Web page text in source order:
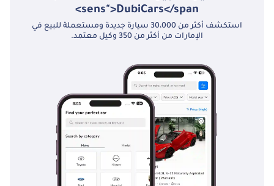
sens">DubiCars</span>
استكشف أكثر من 30،000 سيارة جديدة ومستعملة للبيع في
الإمارات من أكثر من 350 وكيل معتمد.
الإلكتروني لضمان ثبات السيارة على الطريق حتى أثناء الكبح الطارئ من
سرعات عالية. بالإضافة إلى ذلك، يساعد نظام التوجيه سريع الاستجابة
والرؤية الخارجية الاستثنائية السائق على البقاء على دراية بحركة المرور
الخالصة لهذه التحفة الفنية ذات المحرك الوسطي.
لهواة جمع السيارات المميزين أو عشاقها في دول مجلس التعاون
الخليجي، تُمثل هذه السيارة فيراري 458 إيطاليا ذات الأميال المنخفضة
إحدى الفرص الأخيرة لامتلاك سيارة فيراري أيقونية بمحرك V8 ذي سحب
طبيعي، بحالة ممتازة تكاد تكون جديدة. مواصفاتها الخليجية وتصميمها
الكلاسيكي باللون الأحمر والأسود يجعلانها إضافة قيّمة، فهي ممتعة في
القيادة كما هي استثمار طويل الأجل.